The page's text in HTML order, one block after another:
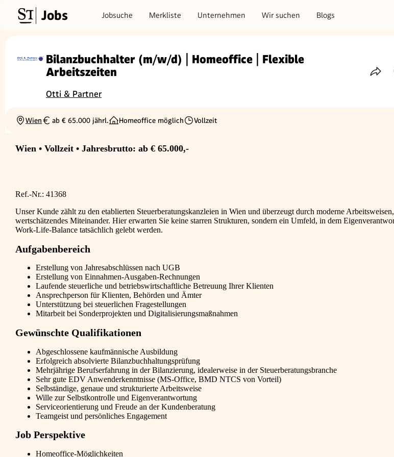
Jobs Jobsuche Merkliste Unternehmen Wir suchen Blogs
Bilanzbuchhalter (m/w/d) | Homeoffice | Flexible
Arbeitszeiten
Otti & Partner
Ortschaft
Wien
Gehalt
ab € 65.000 jährl. Homeoffice möglich
Beschäftigungsart
Vollzeit
Wien • Vollzeit • Jahresbrutto: ab € 65.000,-
Ref.-Nr.: 41368
Unser Kunde zählt zu den etablierten Steuerberatungskanzleien in Wien und überzeugt durch moderne
wertschätzendes Miteinander. Hier erwarten Sie keine starren Strukturen, sondern ein Umfeld, in dem
Work-Life-Balance tatsächlich gelebt werden.
Aufgabenbereich
Erstellung von Jahresabschlüssen nach UGB
Erstellung von Einnahmen-Ausgaben-Rechnungen
Laufende steuerliche und betriebswirtschaftliche Betreuung Ihrer Klienten
Ansprechperson für Klienten, Behörden und Ämter
Unterstützung bei steuerlichen Fragestellungen
Mitarbeit bei Sonderprojekten und Digitalisierungsmaßnahmen
Gewünschte Qualifikationen
Abgeschlossene kaufmännische Ausbildung
Erfolgreich absolvierte Bilanzbuchhaltungsprüfung
Mehrjährige Berufserfahrung in der Bilanzierung, idealerweise in der Steuerberatungsbranche
Sehr gute EDV Anwenderkenntnisse (MS-Office, BMD NTCS von Vorteil)
Selbständige, genaue und strukturierte Arbeitsweise
Wille zur Selbstkontrolle und Eigenverantwortung
Serviceorientierung und Freude an der Kundenberatung
Teamgeist und persönliches Engagement
Job Perspektive
Homeoffice-Möglichkeiten